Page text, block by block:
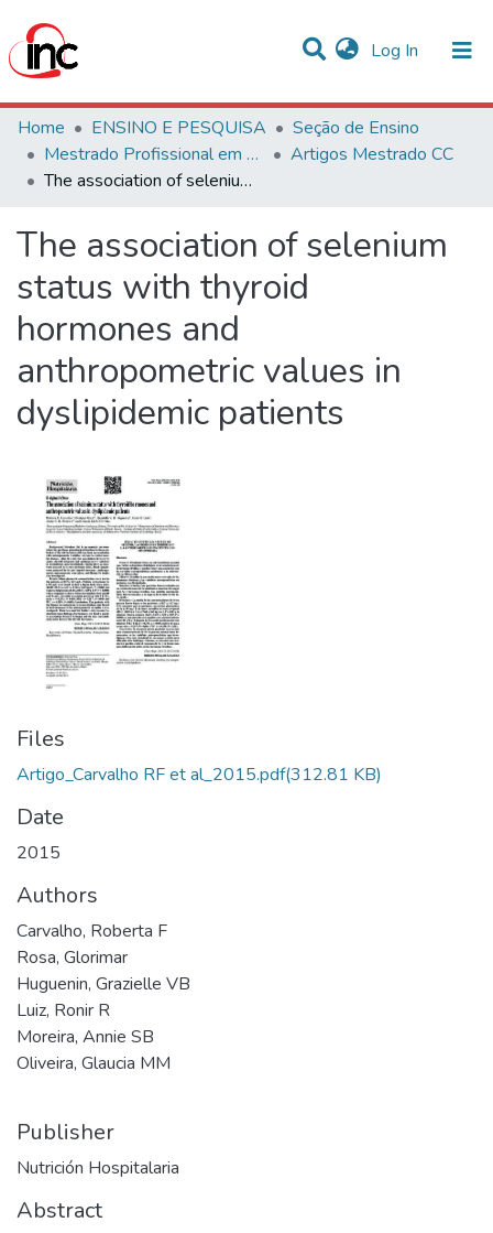
Log In (current)
Communities & Collections
Statistics
Home ENSINO E PESQUISA
Seção de Ensino
Mestrado Profissional em Ciências Cardiovasculares
Artigos Mestrado CC
The association of selenium status with thyroid hormones and anthropometric values in dyslipidemic patients
The association of selenium
status with thyroid
hormones and
anthropometric values in
dyslipidemic patients
Files
Artigo_Carvalho RF et al_2015.pdf(312.81 KB)
Date
2015
Authors
Carvalho, Roberta F
Rosa, Glorimar
Huguenin, Grazielle VB
Luiz, Ronir R
Moreira, Annie SB
Oliveira, Glaucia MM
Publisher
Nutrición Hospitalaria
Abstract